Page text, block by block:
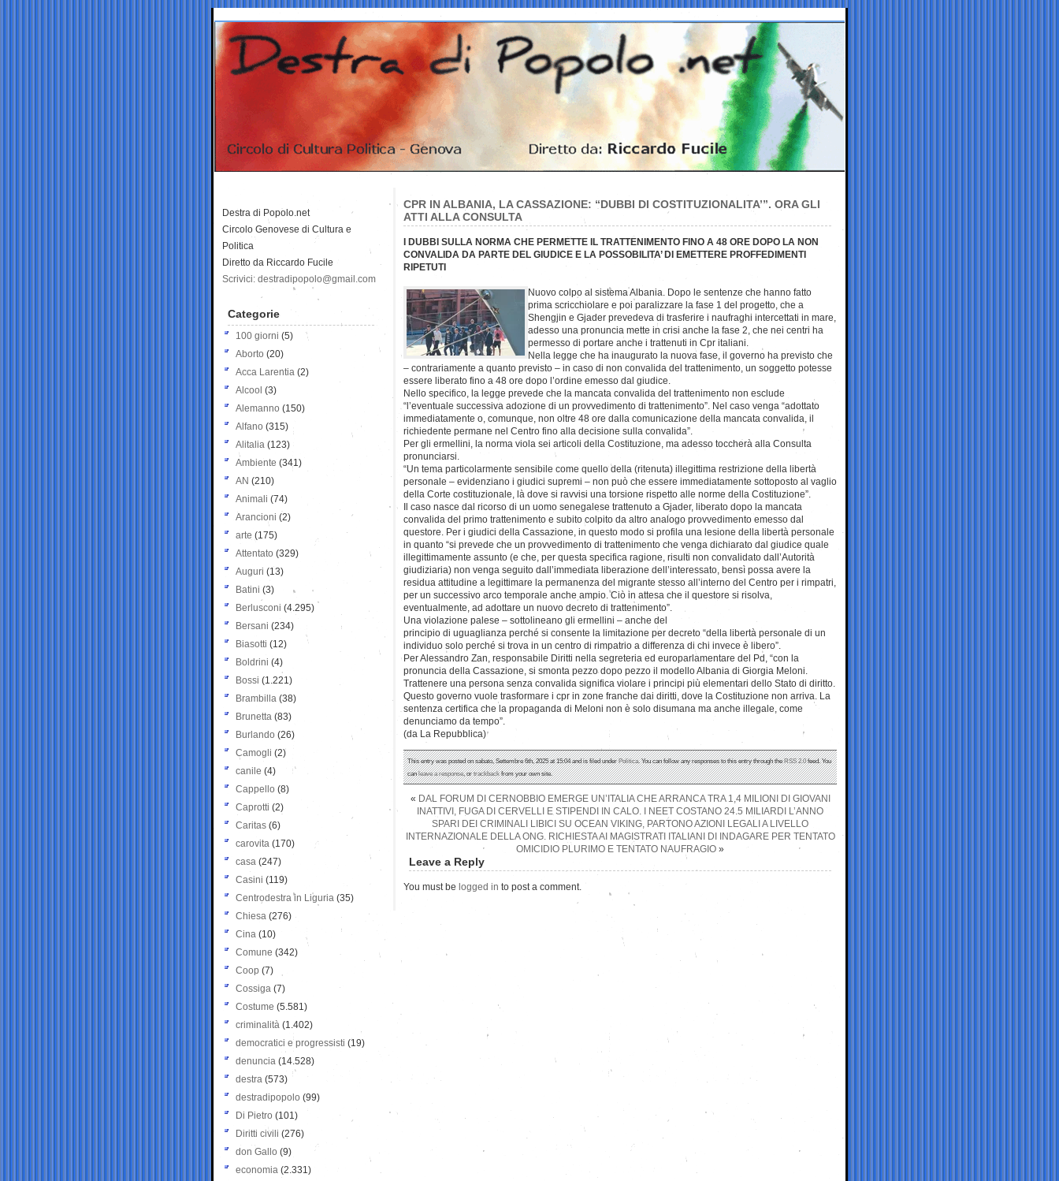
CPR IN ALBANIA, LA CASSAZIONE: “DUBBI DI COSTITUZIONALITA’”. ORA GLI
ATTI ALLA CONSULTA
I DUBBI SULLA NORMA CHE PERMETTE IL TRATTENIMENTO FINO A 48 ORE DOPO LA NON
CONVALIDA DA PARTE DEL GIUDICE E LA POSSOBILITA’ DI EMETTERE PROFFEDIMENTI
RIPETUTI
Nuovo colpo al sistema Albania. Dopo le sentenze che hanno fatto
prima scricchiolare e poi paralizzare la fase 1 del progetto, che a
Shengjin e Gjader prevedeva di trasferire i naufraghi intercettati in mare,
adesso una pronuncia mette in crisi anche la fase 2, che nei centri ha
permesso di portare anche i trattenuti in Cpr italiani.
Nella legge che ha inaugurato la nuova fase, il governo ha previsto che
– contrariamente a quanto previsto – in caso di non convalida del trattenimento, un soggetto potesse
essere liberato fino a 48 ore dopo l’ordine emesso dal giudice.
Nello specifico, la legge prevede che la mancata convalida del trattenimento non esclude
“l’eventuale successiva adozione di un provvedimento di trattenimento”. Nel caso venga “adottato
immediatamente o, comunque, non oltre 48 ore dalla comunicazione della mancata convalida, il
richiedente permane nel Centro fino alla decisione sulla convalida”.
Per gli ermellini, la norma viola sei articoli della Costituzione, ma adesso toccherà alla Consulta
pronunciarsi.
“Un tema particolarmente sensibile come quello della (ritenuta) illegittima restrizione della libertà
personale – evidenziano i giudici supremi – non può che essere immediatamente sottoposto al vaglio
della Corte costituzionale, là dove si ravvisi una torsione rispetto alle norme della Costituzione”.
Il caso nasce dal ricorso di un uomo senegalese trattenuto a Gjader, liberato dopo la mancata
convalida del primo trattenimento e subito colpito da altro analogo provvedimento emesso dal
questore. Per i giudici della Cassazione, in questo modo si profila una lesione della libertà personale
in quanto “si prevede che un provvedimento di trattenimento che venga dichiarato dal giudice quale
illegittimamente assunto (e che, per questa specifica ragione, risulti non convalidato dall’Autorità
giudiziaria) non venga seguito dall’immediata liberazione dell’interessato, bensì possa avere la
residua attitudine a legittimare la permanenza del migrante stesso all’interno del Centro per i rimpatri,
per un successivo arco temporale anche ampio. Ciò in attesa che il questore si risolva,
eventualmente, ad adottare un nuovo decreto di trattenimento”.
Una violazione palese – sottolineano gli ermellini – anche del
principio di uguaglianza perché si consente la limitazione per decreto “della libertà personale di un
individuo solo perché si trova in un centro di rimpatrio a differenza di chi invece è libero”.
Per Alessandro Zan, responsabile Diritti nella segreteria ed europarlamentare del Pd, “con la
pronuncia della Cassazione, si smonta pezzo dopo pezzo il modello Albania di Giorgia Meloni.
Trattenere una persona senza convalida significa violare i principi più elementari dello Stato di diritto.
Questo governo vuole trasformare i cpr in zone franche dai diritti, dove la Costituzione non arriva. La
sentenza certifica che la propaganda di Meloni non è solo disumana ma anche illegale, come
denunciamo da tempo”.
(da La Repubblica)
This entry was posted on sabato, Settembre 6th, 2025 at 15:04 and is filed underPolitica. You can follow any responses to this entry through theRSS 2.0feed. You
canleave a response, ortrackbackfrom your own site.
« DAL FORUM DI CERNOBBIO EMERGE UN’ITALIA CHE ARRANCA TRA 1,4 MILIONI DI GIOVANI
INATTIVI, FUGA DI CERVELLI E STIPENDI IN CALO. I NEET COSTANO 24.5 MILIARDI L’ANNO
SPARI DEI CRIMINALI LIBICI SU OCEAN VIKING, PARTONO AZIONI LEGALI A LIVELLO
INTERNAZIONALE DELLA ONG. RICHIESTA AI MAGISTRATI ITALIANI DI INDAGARE PER TENTATO
OMICIDIO PLURIMO E TENTATO NAUFRAGIO »
Leave a Reply
You must be logged in to post a comment.
Destra di Popolo.net
Circolo Genovese di Cultura e
Politica
Diretto da Riccardo Fucile
Scrivici: destradipopolo@gmail.com
Categorie
100 giorni (5)
Aborto (20)
Acca Larentia (2)
Alcool (3)
Alemanno (150)
Alfano (315)
Alitalia (123)
Ambiente (341)
AN (210)
Animali (74)
Arancioni (2)
arte (175)
Attentato (329)
Auguri (13)
Batini (3)
Berlusconi (4.295)
Bersani (234)
Biasotti (12)
Boldrini (4)
Bossi (1.221)
Brambilla (38)
Brunetta (83)
Burlando (26)
Camogli (2)
canile (4)
Cappello (8)
Caprotti (2)
Caritas (6)
carovita (170)
casa (247)
Casini (119)
Centrodestra in Liguria (35)
Chiesa (276)
Cina (10)
Comune (342)
Coop (7)
Cossiga (7)
Costume (5.581)
criminalità (1.402)
democratici e progressisti (19)
denuncia (14.528)
destra (573)
destradipopolo (99)
Di Pietro (101)
Diritti civili (276)
don Gallo (9)
economia (2.331)